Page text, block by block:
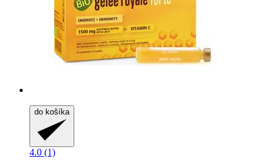
do košíka
4.0 (1)